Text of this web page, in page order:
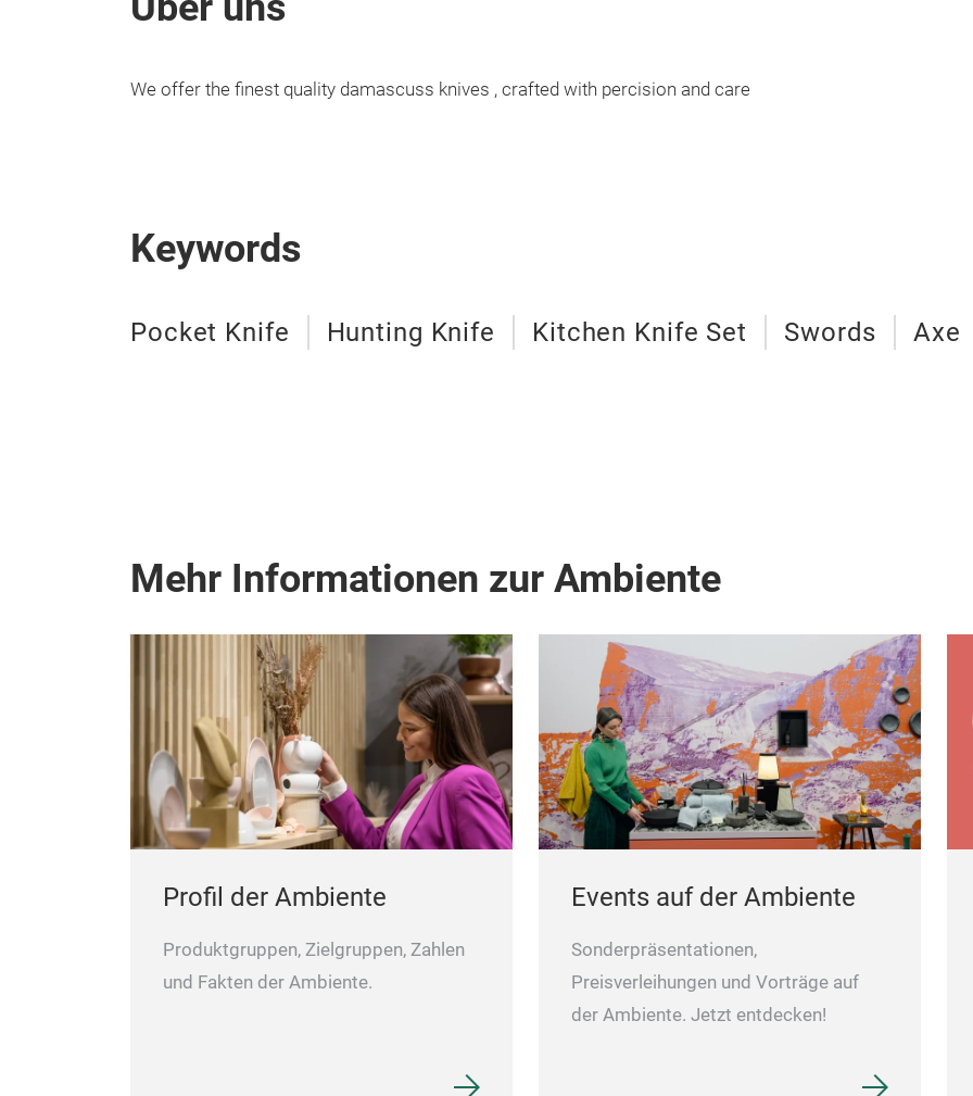
We offer the finest quality damascuss knives , crafted with percision and care
Keywords
Pocket Knife Hunting Knife Kitchen Knife Set Swords Axe
Mehr Informationen zur Ambiente
Profil der Ambiente
Produktgruppen, Zielgruppen, Zahlen
und Fakten der Ambiente.
Events auf der Ambiente
Sonderpräsentationen,
Preisverleihungen und Vorträge auf
der Ambiente. Jetzt entdecken!